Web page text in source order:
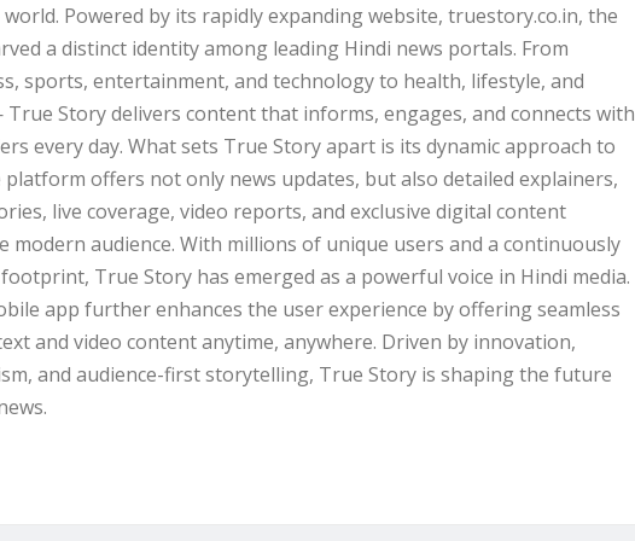
Powered by its rapidly expanding website, truestory.co.in, the
a distinct identity among leading Hindi news portals. From
sports, entertainment, and technology to health, lifestyle, and
Story delivers content that informs, engages, and connects with
every day. What sets True Story apart is its dynamic approach to
offers not only news updates, but also detailed explainers,
live coverage, video reports, and exclusive digital content
modern audience. With millions of unique users and a continuously
True Story has emerged as a powerful voice in Hindi media.
app further enhances the user experience by offering seamless
and video content anytime, anywhere. Driven by innovation,
and audience-first storytelling, True Story is shaping the future